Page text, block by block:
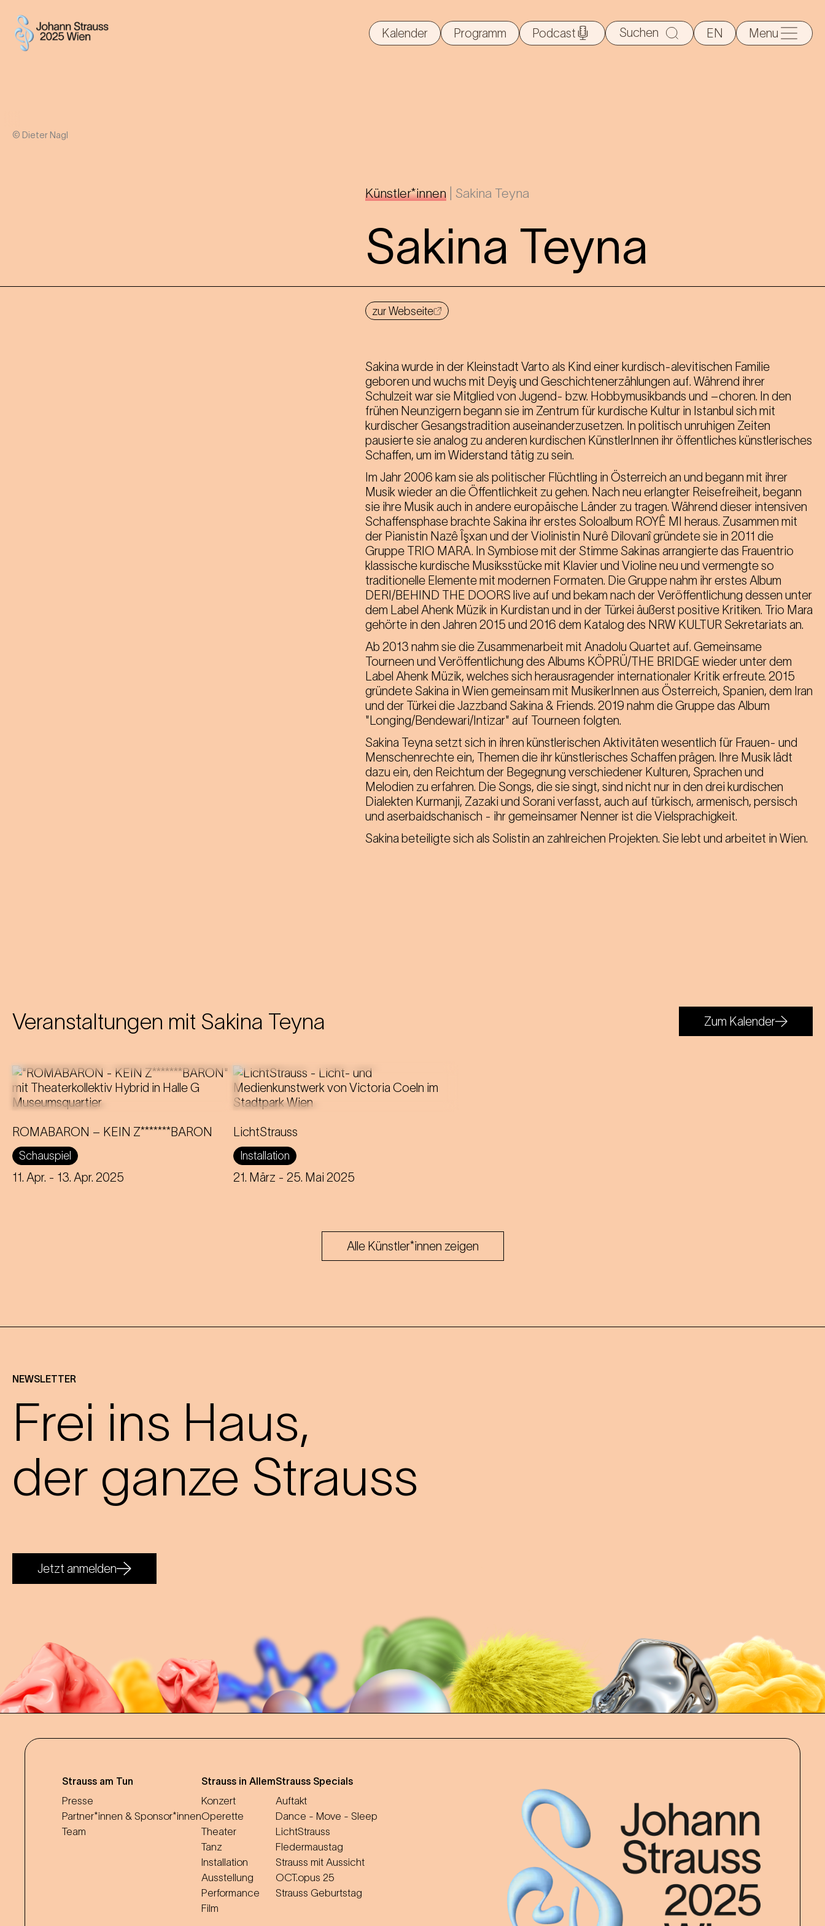
Kalender Programm Podcast
Suche
nach:
EN Menu
© Dieter Nagl
Künstler*innen Sakina Teyna
Sakina Teyna
zur Webseite
Sakina wurde in der Kleinstadt Varto als Kind einer kurdisch-alevitischen Familie
geboren und wuchs mit Deyiş und Geschichtenerzählungen auf. Während ihrer
Schulzeit war sie Mitglied von Jugend- bzw. Hobbymusikbands und –choren. In den
frühen Neunzigern begann sie im Zentrum für kurdische Kultur in Istanbul sich mit
kurdischer Gesangstradition auseinanderzusetzen. In politisch unruhigen Zeiten
pausierte sie analog zu anderen kurdischen KünstlerInnen ihr öffentliches künstlerisches
Schaffen, um im Widerstand tätig zu sein.
Im Jahr 2006 kam sie als politischer Flüchtling in Österreich an und begann mit ihrer
Musik wieder an die Öffentlichkeit zu gehen. Nach neu erlangter Reisefreiheit, begann
sie ihre Musik auch in andere europäische Länder zu tragen. Während dieser intensiven
Schaffensphase brachte Sakina ihr erstes Soloalbum ROYÊ MI heraus. Zusammen mit
der Pianistin Nazê Îşxan und der Violinistin Nurê Dilovanî gründete sie in 2011 die
Gruppe TRIO MARA. In Symbiose mit der Stimme Sakinas arrangierte das Frauentrio
klassische kurdische Musiksstücke mit Klavier und Violine neu und vermengte so
traditionelle Elemente mit modernen Formaten. Die Gruppe nahm ihr erstes Album
DERI/BEHIND THE DOORS live auf und bekam nach der Veröffentlichung dessen unter
dem Label Ahenk Müzik in Kurdistan und in der Türkei äußerst positive Kritiken. Trio Mara
gehörte in den Jahren 2015 und 2016 dem Katalog des NRW KULTUR Sekretariats an.
Ab 2013 nahm sie die Zusammenarbeit mit Anadolu Quartet auf. Gemeinsame
Tourneen und Veröffentlichung des Albums KÖPRÜ/THE BRIDGE wieder unter dem
Label Ahenk Müzik, welches sich herausragender internationaler Kritik erfreute. 2015
gründete Sakina in Wien gemeinsam mit MusikerInnen aus Österreich, Spanien, dem Iran
und der Türkei die Jazzband Sakina & Friends. 2019 nahm die Gruppe das Album
"Longing/Bendewari/Intizar" auf Tourneen folgten.
Sakina Teyna setzt sich in ihren künstlerischen Aktivitäten wesentlich für Frauen- und
Menschenrechte ein, Themen die ihr künstlerisches Schaffen prägen. Ihre Musik lädt
dazu ein, den Reichtum der Begegnung verschiedener Kulturen, Sprachen und
Melodien zu erfahren. Die Songs, die sie singt, sind nicht nur in den drei kurdischen
Dialekten Kurmanji, Zazaki und Sorani verfasst, auch auf türkisch, armenisch, persisch
und aserbaidschanisch - ihr gemeinsamer Nenner ist die Vielsprachigkeit.
Sakina beteiligte sich als Solistin an zahlreichen Projekten. Sie lebt und arbeitet in Wien.
Veranstaltungen mit Sakina Teyna Zum Kalender
ROMABARON – KEIN Z*******BARON
Schauspiel
11. Apr. - 13. Apr. 2025
Eine innovative Neuinterpretation der
berühmten Strauss Operette
beleuchtet Themen wie Identität und
soziale Ungleichheit.
LichtStrauss
Installation
21. März - 25. Mai 2025
Wiener Stadtpark inspiriert von 7
starken Frauenfiguren aus Strauss'
Operetten.
Alle Künstler*innen zeigen
NEWSLETTER
Frei ins Haus,
der ganze Strauss
Jetzt anmelden
Strauss am Tun
Presse
Partner*innen & Sponsor*innen
Team
Strauss in Allem
Konzert
Operette
Theater
Tanz
Installation
Ausstellung
Performance
Film
Strauss Specials
Auftakt
Dance - Move - Sleep
LichtStrauss
Fledermaustag
Strauss mit Aussicht
OCT.opus 25
Strauss Geburtstag